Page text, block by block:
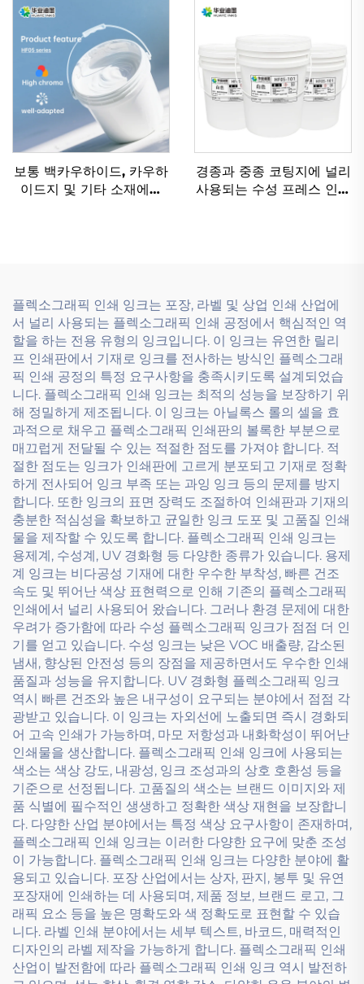
보통 백카우하이드, 카우하
이드지 및 기타 소재에는
경종과 중종 코팅지에 널리
사용되는 수성 프레스 인쇄
플렉소그래픽 인쇄 잉크는 포장, 라벨 및 상업 인쇄 산업에
서 널리 사용되는 플렉소그래픽 인쇄 공정에서 핵심적인 역
할을 하는 전용 유형의 잉크입니다. 이 잉크는 유연한 릴리
프 인쇄판에서 기재로 잉크를 전사하는 방식인 플렉소그래
픽 인쇄 공정의 특정 요구사항을 충족시키도록 설계되었습
니다. 플렉소그래픽 인쇄 잉크는 최적의 성능을 보장하기 위
해 정밀하게 제조됩니다. 이 잉크는 아닐록스 롤의 셀을 효
과적으로 채우고 플렉소그래픽 인쇄판의 볼록한 부분으로
매끄럽게 전달될 수 있는 적절한 점도를 가져야 합니다. 적
절한 점도는 잉크가 인쇄판에 고르게 분포되고 기재로 정확
하게 전사되어 잉크 부족 또는 과잉 잉크 등의 문제를 방지
합니다. 또한 잉크의 표면 장력도 조절하여 인쇄판과 기재의
충분한 적심성을 확보하고 균일한 잉크 도포 및 고품질 인쇄
물을 제작할 수 있도록 합니다. 플렉소그래픽 인쇄 잉크는
용제계, 수성계, UV 경화형 등 다양한 종류가 있습니다. 용제
계 잉크는 비다공성 기재에 대한 우수한 부착성, 빠른 건조
속도 및 뛰어난 색상 표현력으로 인해 기존의 플렉소그래픽
인쇄에서 널리 사용되어 왔습니다. 그러나 환경 문제에 대한
우려가 증가함에 따라 수성 플렉소그래픽 잉크가 점점 더 인
기를 얻고 있습니다. 수성 잉크는 낮은 VOC 배출량, 감소된
냄새, 향상된 안전성 등의 장점을 제공하면서도 우수한 인쇄
품질과 성능을 유지합니다. UV 경화형 플렉소그래픽 잉크
역시 빠른 건조와 높은 내구성이 요구되는 분야에서 점점 각
광받고 있습니다. 이 잉크는 자외선에 노출되면 즉시 경화되
어 고속 인쇄가 가능하며, 마모 저항성과 내화학성이 뛰어난
인쇄물을 생산합니다. 플렉소그래픽 인쇄 잉크에 사용되는
색소는 색상 강도, 내광성, 잉크 조성과의 상호 호환성 등을
기준으로 선정됩니다. 고품질의 색소는 브랜드 이미지와 제
품 식별에 필수적인 생생하고 정확한 색상 재현을 보장합니
다. 다양한 산업 분야에서는 특정 색상 요구사항이 존재하며,
플렉소그래픽 인쇄 잉크는 이러한 다양한 요구에 맞춘 조성
이 가능합니다. 플렉소그래픽 인쇄 잉크는 다양한 분야에 활
용되고 있습니다. 포장 산업에서는 상자, 판지, 봉투 및 유연
포장재에 인쇄하는 데 사용되며, 제품 정보, 브랜드 로고, 그
래픽 요소 등을 높은 명확도와 색 정확도로 표현할 수 있습
니다. 라벨 인쇄 분야에서는 세부 텍스트, 바코드, 매력적인
디자인의 라벨 제작을 가능하게 합니다. 플렉소그래픽 인쇄
산업이 발전함에 따라 플렉소그래픽 인쇄 잉크 역시 발전하